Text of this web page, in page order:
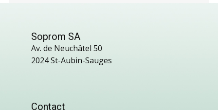
Soprom SA
Av. de Neuchâtel 50
2024 St-Aubin-Sauges
Contact